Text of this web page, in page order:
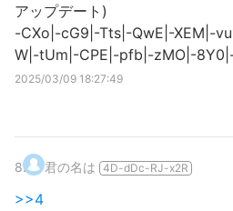
アップデート)
-CXo|-cG9|-Tts|-QwE|-XEM|-
W|-tUm|-CPE|-pfb|-zMO|-
2025/03/09 18:27:49
8. 君の名は 4D-dDc-RJ-x2R
>>4